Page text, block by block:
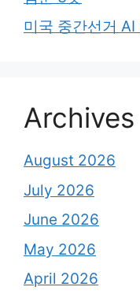
미국 중간선거
Archives
August 2026
July 2026
June 2026
May 2026
April 2026